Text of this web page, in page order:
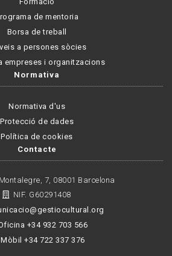
de mentoria
Borsa de treball
a persones sòcies
empreses i organitzacions
Normativa
Normativa d'us
Protecció de dades
Política de cookies
Contacte
7, 08001 Barcelona
NIF. G60291408
+34 932 703 566
Mòbil +34 722 337 376